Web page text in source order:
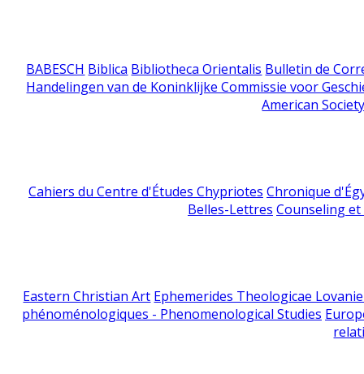
BABESCH Biblica Bibliotheca Orientalis Bulletin de
Handelingen van de Koninklijke Commissie voor
American
Cahiers du Centre d'Études Chypriotes Chronique
Belles-Lettres Counseling
Eastern Christian Art Ephemerides Theologicae
phénoménologiques - Phenomenological Studies